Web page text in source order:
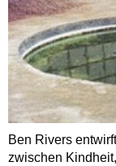
Ben Rivers
zwischen